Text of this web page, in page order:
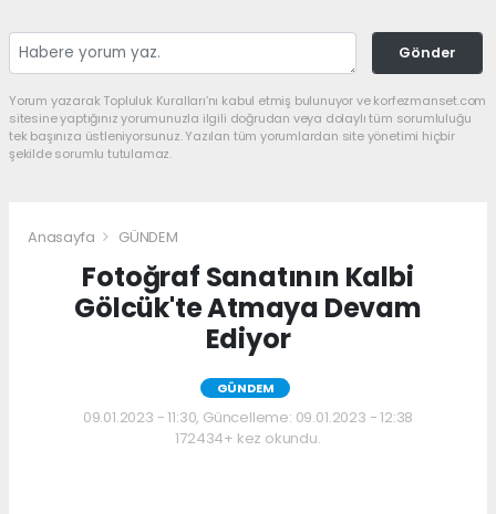
Gönder
Yorum yazarak Topluluk Kuralları’nı kabul etmiş bulunuyor ve korfezmanset.com
sitesine yaptığınız yorumunuzla ilgili doğrudan veya dolaylı tüm sorumluluğu
tek başınıza üstleniyorsunuz. Yazılan tüm yorumlardan site yönetimi hiçbir
şekilde sorumlu tutulamaz.
Anasayfa GÜNDEM
Fotoğraf Sanatının Kalbi
Gölcük'te Atmaya Devam
Ediyor
GÜNDEM
09.01.2023 - 11:30, Güncelleme: 09.01.2023 - 12:38
172434+ kez okundu.